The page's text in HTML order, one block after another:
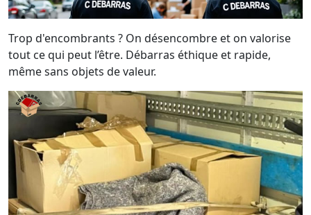
Trop d'encombrants ? On désencombre et on valorise
tout ce qui peut l’être. Débarras éthique et rapide,
même sans objets de valeur.